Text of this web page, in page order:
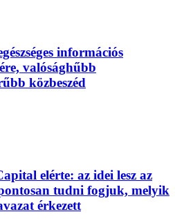
információs
valósághűbb
közbeszéd
elérte: az idei lesz az
tudni fogjuk, melyik
érkezett